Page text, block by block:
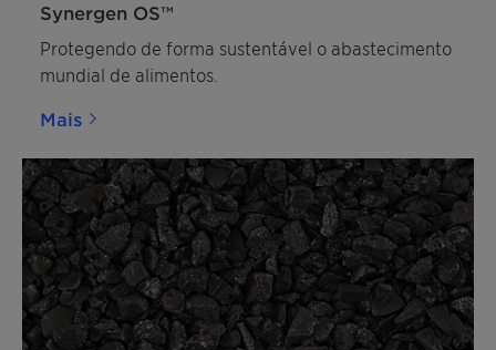
Synergen OS™
Protegendo de forma sustentável o abastecimento
mundial de alimentos.
Mais